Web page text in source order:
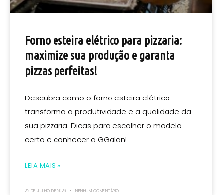
Forno esteira elétrico para pizzaria:
maximize sua produção e garanta
pizzas perfeitas!
Descubra como o forno esteira elétrico
transforma a produtividade e a qualidade da
sua pizzaria. Dicas para escolher o modelo
certo e conhecer a GGalan!
LEIA MAIS »
22 DE JULHO DE 2026 NENHUM COMENTÁRIO